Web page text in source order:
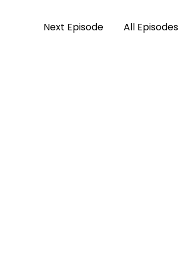
Next Episode All Episodes